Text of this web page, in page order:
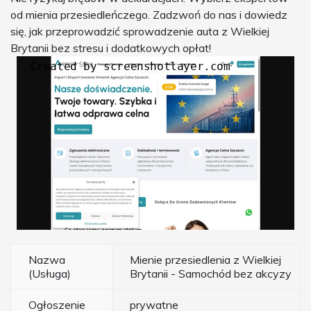
od mienia przesiedleńczego. Zadzwoń do nas i dowiedz
się, jak przeprowadzić sprowadzenie auta z Wielkiej
Brytanii bez stresu i dodatkowych opłat!
Nazwa
(Usługa)
Mienie przesiedlenia z Wielkiej
Brytanii - Samochód bez akcyzy
Ogłoszenie prywatne